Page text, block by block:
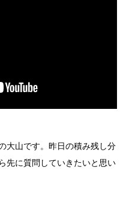
大山です。昨日の積み残し分
先に質問していきたいと思い